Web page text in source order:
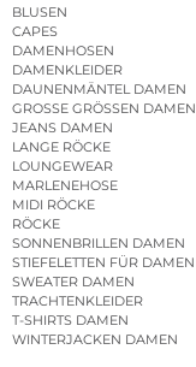
BLUSEN
CAPES
DAMENHOSEN
DAMENKLEIDER
DAUNENMÄNTEL DAMEN
GROSSE GRÖSSEN DAMEN
JEANS DAMEN
LANGE RÖCKE
LOUNGEWEAR
MARLENEHOSE
MIDI RÖCKE
RÖCKE
SONNENBRILLEN DAMEN
STIEFELETTEN FÜR DAMEN
SWEATER DAMEN
TRACHTENKLEIDER
T-SHIRTS DAMEN
WINTERJACKEN DAMEN